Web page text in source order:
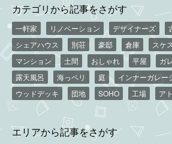
カテゴリから記事をさがす
一軒家 リノベーション デザイナーズ
シェアハウス
別荘 豪邸 倉庫 スケ
マンション
土間 おしゃれ 平屋 ガ
露天風呂
海っペリ 庭 インナーガレー
ウッドデッキ
団地 SOHO 工場 ア
エリアから記事をさがす